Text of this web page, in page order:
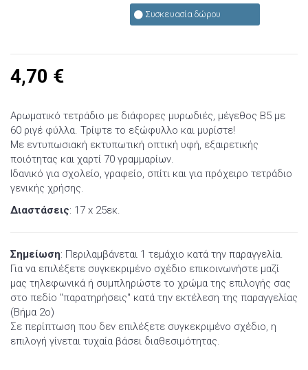
Συσκευασία δώρου
4,70 €
Αρωματικό τετράδιο με διάφορες μυρωδιές, μέγεθος Β5 με
60 ριγέ φύλλα. Τρίψτε το εξώφυλλο και μυρίστε!
Με εντυπωσιακή εκτυπωτική οπτική υφή, εξαιρετικής
ποιότητας και χαρτί 70 γραμμαρίων.
Ιδανικό για σχολείο, γραφείο, σπίτι και για πρόχειρο τετράδιο
γενικής χρήσης.
Διαστάσεις: 17 x 25εκ.
Σημείωση: Περιλαμβάνεται 1 τεμάχιο κατά την παραγγελία.
Για να επιλέξετε συγκεκριμένο σχέδιο επικοινωνήστε μαζί
μας τηλεφωνικά ή συμπληρώστε το χρώμα της επιλογής σας
στο πεδίο "παρατηρήσεις" κατά την εκτέλεση της παραγγελίας
(Βήμα 2ο)
Σε περίπτωση που δεν επιλέξετε συγκεκριμένο σχέδιο, η
επιλογή γίνεται τυχαία βάσει διαθεσιμότητας.